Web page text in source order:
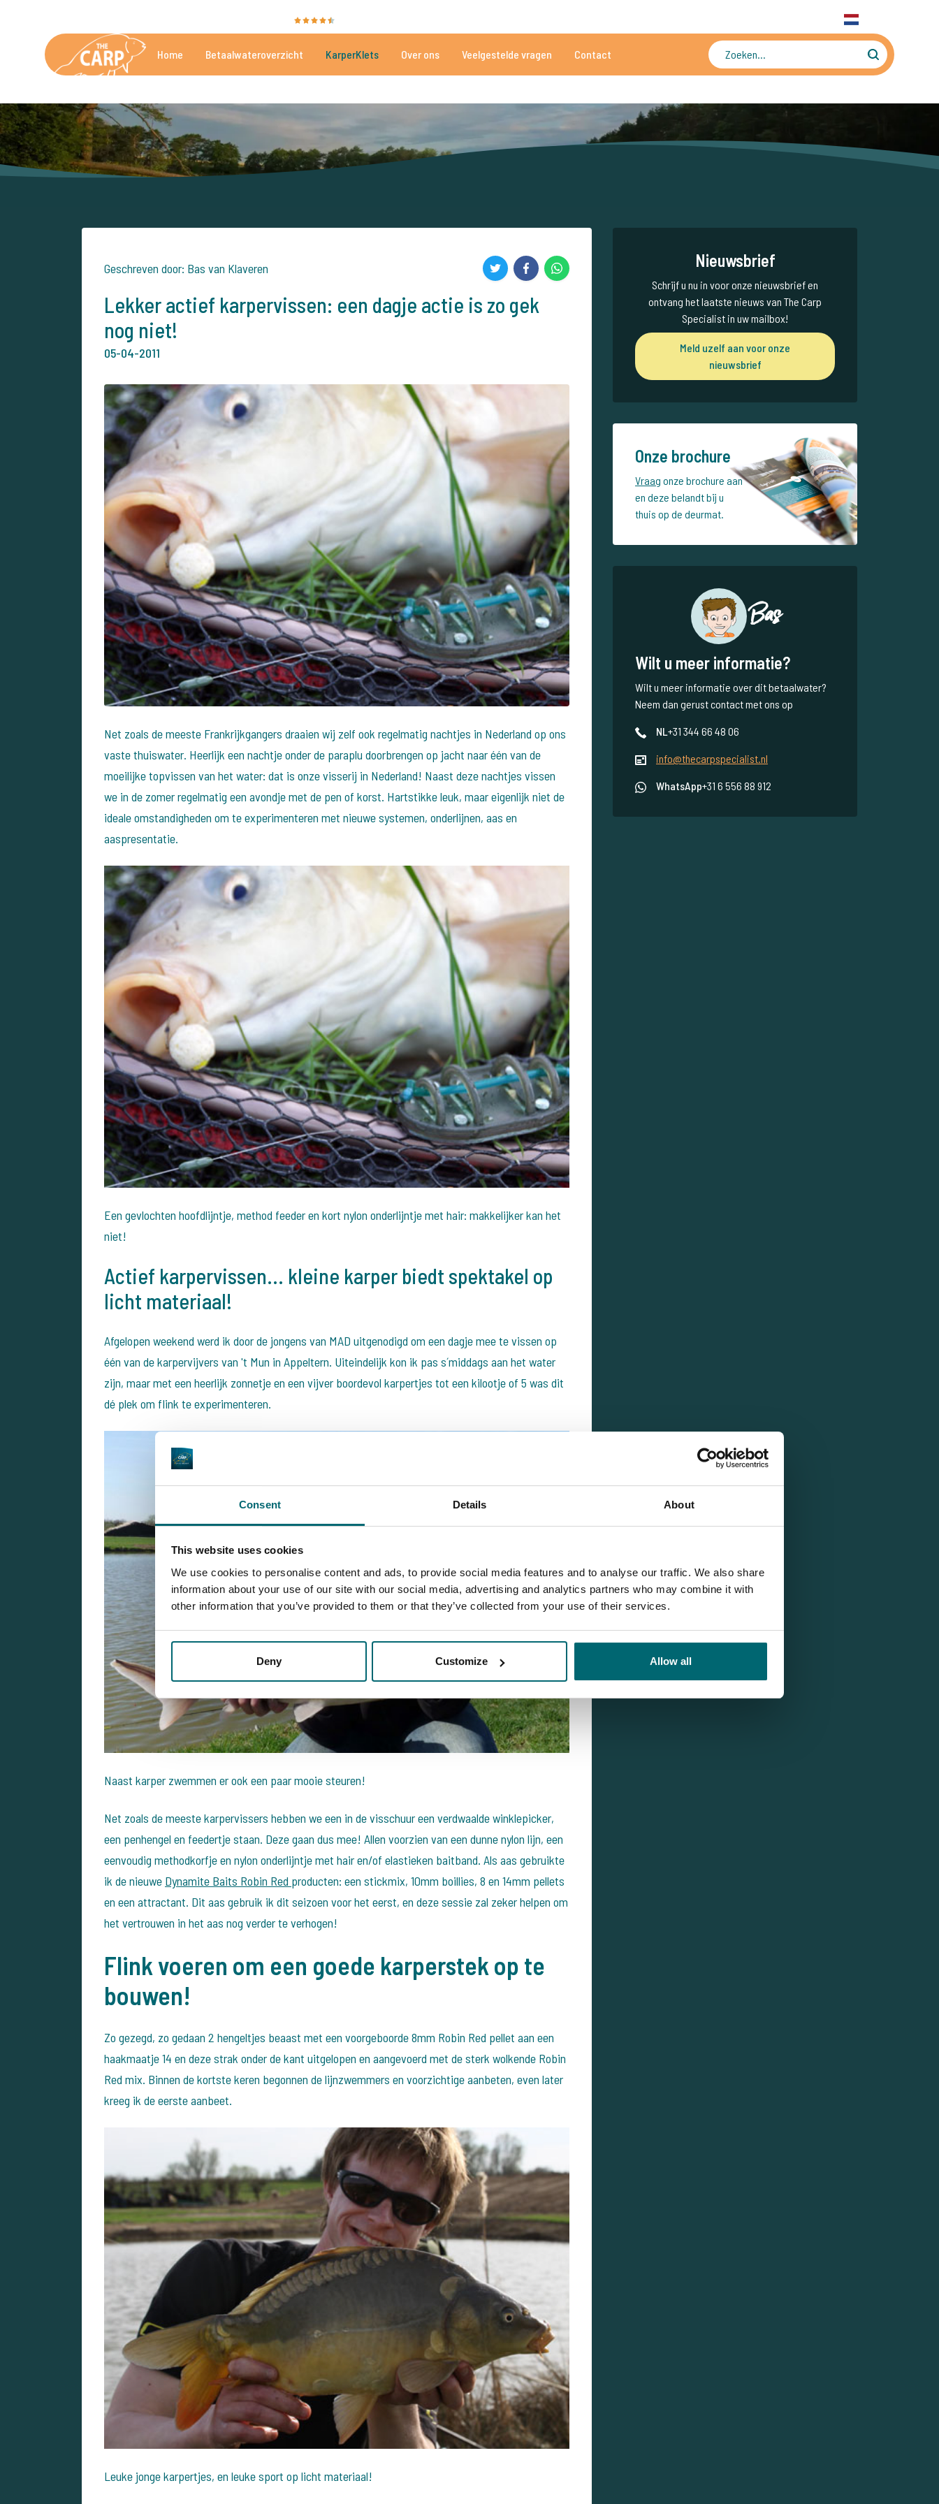
Consent Details About
This website uses cookies
We use cookies to personalise content and ads, to provide social media features and to analyse our traffic. We also share
information about your use of our site with our social media, advertising and analytics partners who may combine it with
other information that you’ve provided to them or that they’ve collected from your use of their services.
Deny Customize Allow all
Home Betaalwateroverzicht KarperKlets Over ons Veelgestelde vragen Contact
Geschreven door: Bas van Klaveren
Lekker actief karpervissen: een dagje actie is zo gek
nog niet!
05-04-2011
Net zoals de meeste Frankrijkgangers draaien wij zelf ook regelmatig nachtjes in Nederland op ons
vaste thuiswater. Heerlijk een nachtje onder de paraplu doorbrengen op jacht naar één van de
moeilijke topvissen van het water: dat is onze visserij in Nederland! Naast deze nachtjes vissen
we in de zomer regelmatig een avondje met de pen of korst. Hartstikke leuk, maar eigenlijk niet de
ideale omstandigheden om te experimenteren met nieuwe systemen, onderlijnen, aas en
aaspresentatie.
Een gevlochten hoofdlijntje, method feeder en kort nylon onderlijntje met hair: makkelijker kan het
niet!
Actief karpervissen... kleine karper biedt spektakel op
licht materiaal!
Afgelopen weekend werd ik door de jongens van MAD uitgenodigd om een dagje mee te vissen op
één van de karpervijvers van 't Mun in Appeltern. Uiteindelijk kon ik pas s´middags aan het water
zijn, maar met een heerlijk zonnetje en een vijver boordevol karpertjes tot een kilootje of 5 was dit
dé plek om flink te experimenteren.
Naast karper zwemmen er ook een paar mooie steuren!
Net zoals de meeste karpervissers hebben we een in de visschuur een verdwaalde winklepicker,
een penhengel en feedertje staan. Deze gaan dus mee! Allen voorzien van een dunne nylon lijn, een
eenvoudig methodkorfje en nylon onderlijntje met hair en/of elastieken baitband. Als aas gebruikte
ik de nieuwe Dynamite Baits Robin Red producten: een stickmix, 10mm boillies, 8 en 14mm pellets
en een attractant. Dit aas gebruik ik dit seizoen voor het eerst, en deze sessie zal zeker helpen om
het vertrouwen in het aas nog verder te verhogen!
Flink voeren om een goede karperstek op te
bouwen!
Zo gezegd, zo gedaan 2 hengeltjes beaast met een voorgeboorde 8mm Robin Red pellet aan een
haakmaatje 14 en deze strak onder de kant uitgelopen en aangevoerd met de sterk wolkende Robin
Red mix. Binnen de kortste keren begonnen de lijnzwemmers en voorzichtige aanbeten, even later
kreeg ik de eerste aanbeet.
Leuke jonge karpertjes, en leuke sport op licht materiaal!
Nieuwsbrief
Schrijf u nu in voor onze nieuwsbrief en
ontvang het laatste nieuws van The Carp
Specialist in uw mailbox!
Meld uzelf aan voor onze
nieuwsbrief
Onze brochure
Vraag onze brochure aan
en deze belandt bij u
thuis op de deurmat.
Bas
Wilt u meer informatie?
Wilt u meer informatie over dit betaalwater?
Neem dan gerust contact met ons op
NL+31 344 66 48 06
info@thecarpspecialist.nl
WhatsApp+31 6 556 88 912